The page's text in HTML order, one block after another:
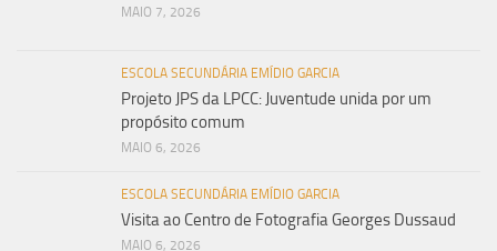
MAIO 7, 2026
ESCOLA SECUNDÁRIA EMÍDIO GARCIA
Projeto JPS da LPCC: Juventude unida por um
propósito comum
MAIO 6, 2026
ESCOLA SECUNDÁRIA EMÍDIO GARCIA
Visita ao Centro de Fotografia Georges Dussaud
MAIO 6, 2026